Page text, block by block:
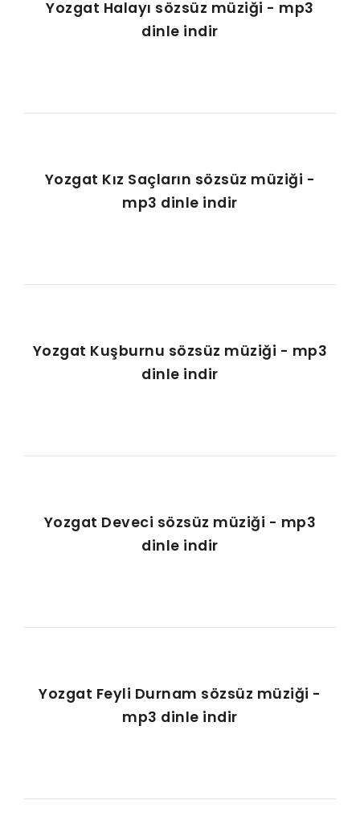
Yozgat Halayı sözsüz müziği - mp3
dinle indir
Yozgat Kız Saçların sözsüz müziği -
mp3 dinle indir
Yozgat Kuşburnu sözsüz müziği - mp3
dinle indir
Yozgat Deveci sözsüz müziği - mp3
dinle indir
Yozgat Feyli Durnam sözsüz müziği -
mp3 dinle indir